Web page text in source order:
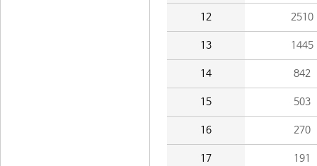
12 2510
13 1445
14 842
15 503
16 270
17 191